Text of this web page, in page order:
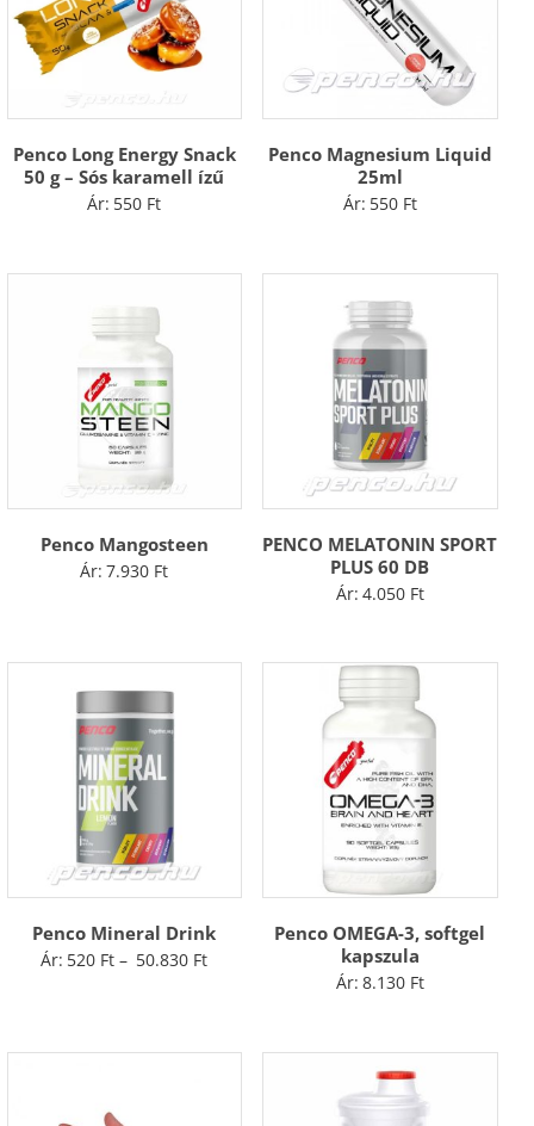
Penco Long Energy Snack
50 g – Sós karamell ízű
Ár: 550 Ft
Penco Magnesium Liquid
25ml
Ár: 550 Ft
Penco Mangosteen
Ár: 7.930 Ft
PENCO MELATONIN SPORT
PLUS 60 DB
Ár: 4.050 Ft
Penco Mineral Drink
Ár: 520 Ft – 50.830 FtÁrtartomány:
50.830 Ft
Penco OMEGA-3, softgel
kapszula
Ár: 8.130 Ft